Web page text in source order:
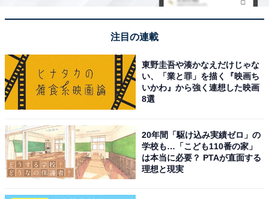
そのほか、ルヴァン杯で大会最年少ハットトリックを記
録した小川航基や堂安律、高卒ルーキーの岩崎悠人らに
も注目が集まる。
て、決勝トーナメントに臨みたい。（チームを立ち上げ
てから招集してきたメンバーを含む）みんなの思いを胸
に、一つでも多くの試合を戦いたい。ノックアウト形式
注目の連載
東野圭吾や湊かなえだけじゃな
い、「業と罪」を描く『映画ち
いかわ』から強く連想した映画
8選
20年間「駆け込み実績ゼロ」の
学校も…「こども110番の家」
は本当に必要？ PTAが直面する
理想と現実